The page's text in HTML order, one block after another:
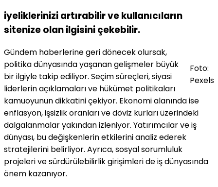
iyeliklerinizi artırabilir ve kullanıcıların
sitenize olan ilgisini çekebilir.
Foto:
Pexels
Gündem haberlerine geri dönecek olursak,
politika dünyasında yaşanan gelişmeler büyük
bir ilgiyle takip ediliyor. Seçim süreçleri, siyasi
liderlerin açıklamaları ve hükümet politikaları
kamuoyunun dikkatini çekiyor. Ekonomi alanında ise
enflasyon, işsizlik oranları ve döviz kurları üzerindeki
dalgalanmalar yakından izleniyor. Yatırımcılar ve iş
dünyası, bu değişkenlerin etkilerini analiz ederek
stratejilerini belirliyor. Ayrıca, sosyal sorumluluk
projeleri ve sürdürülebilirlik girişimleri de iş dünyasında
önem kazanıyor.